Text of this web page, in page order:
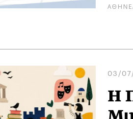
03/
Η